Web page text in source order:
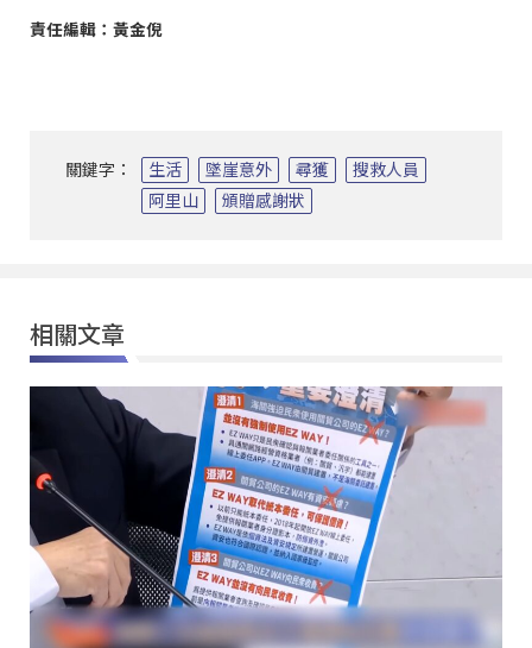
責任編輯：黃金倪
關鍵字： 生活 墜崖意外 尋獲
搜救人員
阿里山
頒贈感謝狀
相關文章